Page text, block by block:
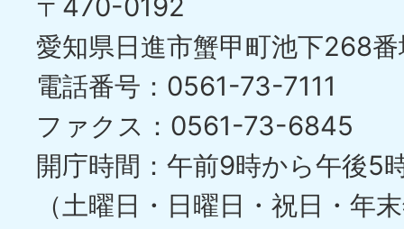
〒470-0192
愛知県日進市蟹甲町池下268
電話番号：0561-73-7111
ファクス：0561-73-6845
開庁時間：午前9時から午後5
（土曜日・日曜日・祝日・年